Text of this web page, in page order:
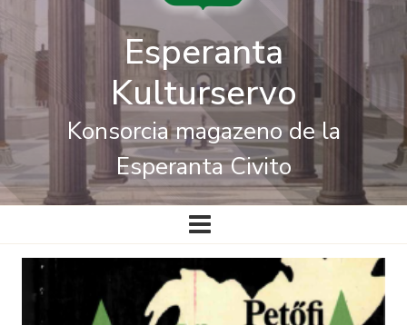
Esperanta
Kulturservo
Konsorcia magazeno de la
Esperanta Civito
Ĉefa
navigado